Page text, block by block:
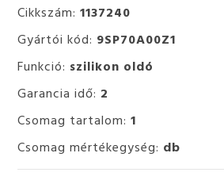
Cikkszám:1137240
Gyártói kód: 9SP70A00Z1
Funkció: szilikon oldó
Garancia idő: 2
Csomag tartalom:1
Csomag mértékegység: db